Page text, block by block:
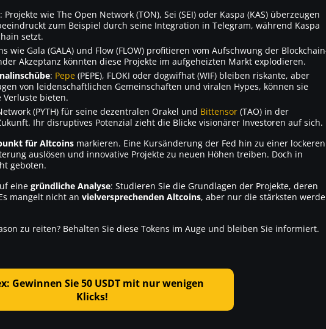
: Projekte wie The Open Network (TON), Sei (SEI) oder Kaspa (KAS) überzeugen
zum Beispiel durch seine Integration in Telegram, während Kaspa
setzt.
wie Gala (GALA) und Flow (FLOW) profitieren vom Aufschwung der
Akzeptanz könnten diese Projekte im aufgeheizten Markt explodieren.
: Pepe (PEPE), FLOKI oder dogwifhat (WIF) bleiben riskante, aber
von leidenschaftlichen Gemeinschaften und viralen Hypes, können sie
Verluste bieten.
(PYTH) für seine dezentralen Orakel und Bittensor (TAO) in der
Ihr disruptives Potenzial zieht die Blicke visionärer Investoren auf sich.
für Altcoins markieren. Eine Kursänderung der Fed hin zu einer lockeren
auslösen und innovative Projekte zu neuen Höhen treiben. Doch in
geboten.
eine gründliche Analyse: Studieren Sie die Grundlagen der Projekte, deren
mangelt nicht an vielversprechenden Altcoins, aber nur die stärksten
zu reiten? Behalten Sie diese Tokens im Auge und bleiben Sie informiert.
Gewinnen Sie 50 USDT mit nur wenigen
Klicks!